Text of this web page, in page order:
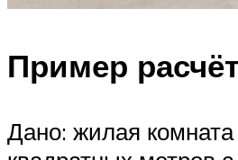
Пример
Дано: жилая